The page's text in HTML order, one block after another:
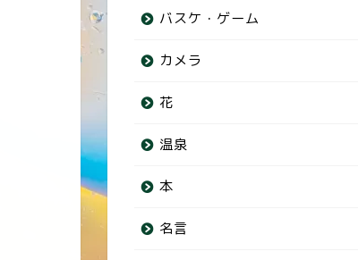
バスケ・ゲーム
カメラ
花
温泉
本
名言